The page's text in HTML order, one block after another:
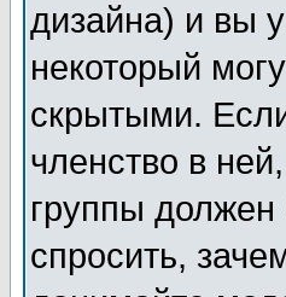
дизайна) и вы
некоторый
скрытыми.
членство в
группы должен
спросить,